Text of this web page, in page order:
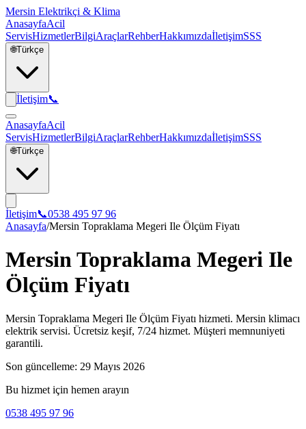
Mersin Elektrikçi & Klima
AnasayfaAcil
ServisHizmetlerBilgiAraçlarRehberHakkımızdaİletişimSSS
🌐Türkçe
İletişim📞
AnasayfaAcil
ServisHizmetlerBilgiAraçlarRehberHakkımızdaİletişimSSS
🌐Türkçe
İletişim📞0538 495 97 96
Anasayfa/Mersin Topraklama Megeri Ile Ölçüm Fiyatı
Mersin Topraklama Megeri Ile
Ölçüm Fiyatı
Mersin Topraklama Megeri Ile Ölçüm Fiyatı hizmeti. Mersin klimacı
elektrik servisi. Ücretsiz keşif, 7/24 hizmet. Müşteri memnuniyeti
garantili.
Son güncelleme: 29 Mayıs 2026
Bu hizmet için hemen arayın
0538 495 97 96